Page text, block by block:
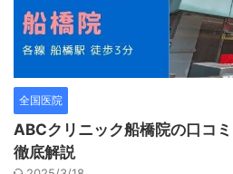
全国医院
ABCクリニック船橋院の口コ
徹底解説